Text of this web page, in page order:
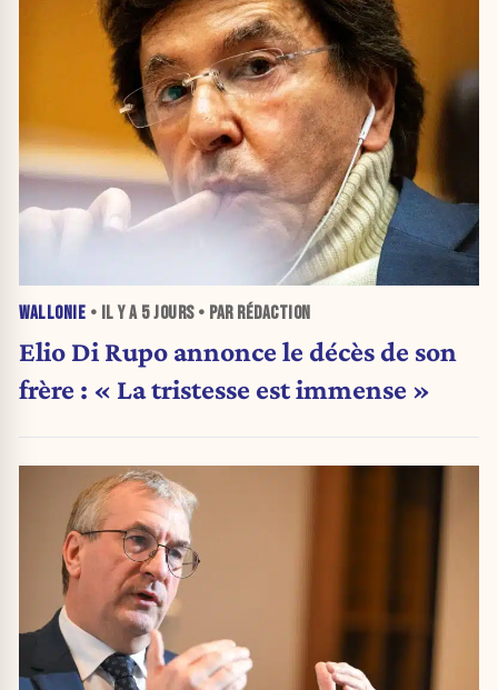
WALLONIE • IL Y A 5 JOURS• PAR RÉDACTION
Elio Di Rupo annonce le décès de son
frère : « La tristesse est immense »